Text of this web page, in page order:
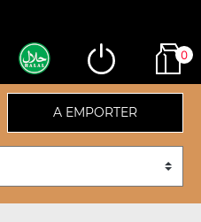
0
A EMPORTER